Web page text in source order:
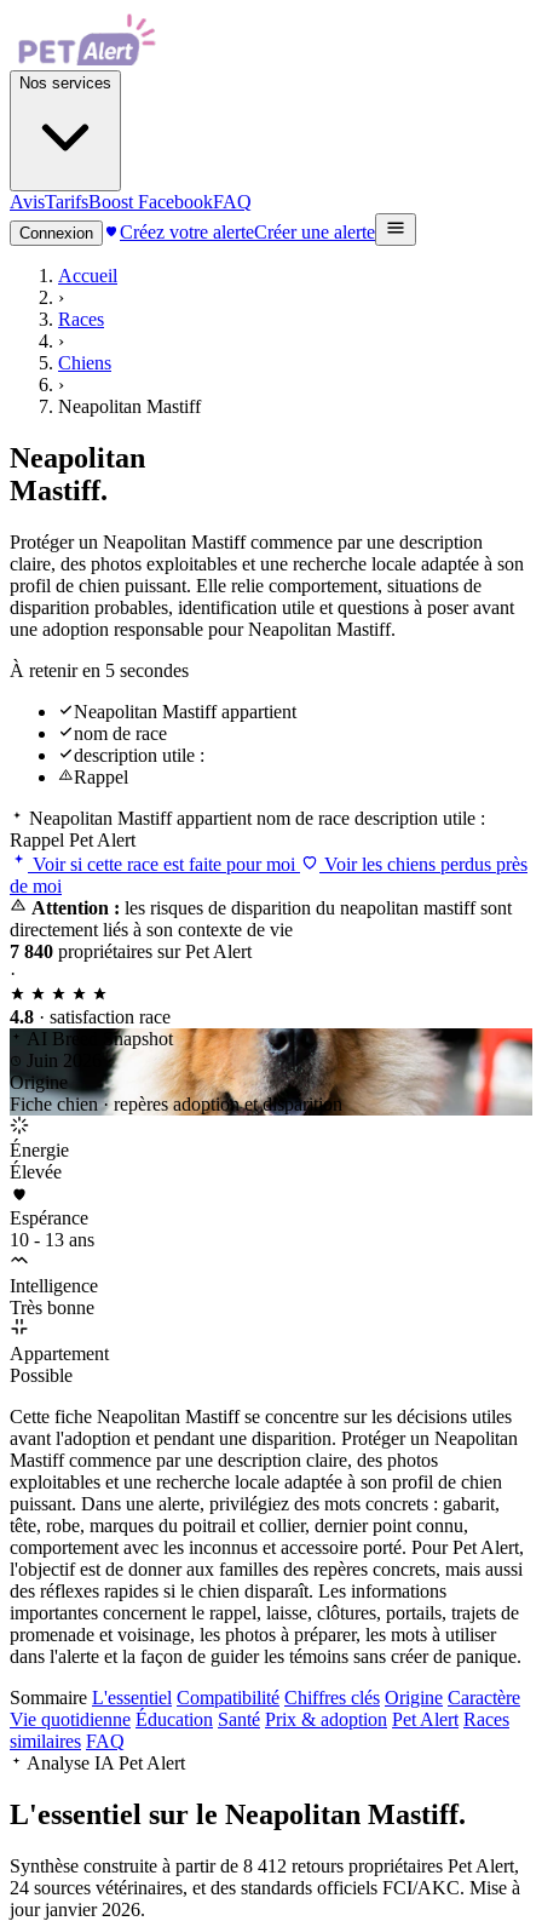
Nos services
AvisTarifsBoost FacebookFAQ
Connexion Créez votre alerteCréer une alerte
Accueil
›
Races
›
Chiens
›
Neapolitan Mastiff
Neapolitan
Mastiff.
Protéger un Neapolitan Mastiff commence par une description
claire, des photos exploitables et une recherche locale adaptée à son
profil de chien puissant. Elle relie comportement, situations de
disparition probables, identification utile et questions à poser avant
une adoption responsable pour Neapolitan Mastiff.
À retenir en 5 secondes
Neapolitan Mastiff appartient
nom de race
description utile :
Rappel
Neapolitan Mastiff appartient nom de race description utile :
Rappel Pet Alert
Voir si cette race est faite pour moi
Voir les chiens perdus près
de moi
Attention : les risques de disparition du neapolitan mastiff sont
directement liés à son contexte de vie
7 840 propriétaires sur Pet Alert
·
4.8 · satisfaction race
AI Breed Snapshot
Juin 2026
Origine
Fiche chien · repères adoption et disparition
Énergie
Élevée
Espérance
10 - 13 ans
Intelligence
Très bonne
Appartement
Possible
Cette fiche Neapolitan Mastiff se concentre sur les décisions utiles
avant l'adoption et pendant une disparition. Protéger un Neapolitan
Mastiff commence par une description claire, des photos
exploitables et une recherche locale adaptée à son profil de chien
puissant. Dans une alerte, privilégiez des mots concrets : gabarit,
tête, robe, marques du poitrail et collier, dernier point connu,
comportement avec les inconnus et accessoire porté. Pour Pet Alert,
l'objectif est de donner aux familles des repères concrets, mais aussi
des réflexes rapides si le chien disparaît. Les informations
importantes concernent le rappel, laisse, clôtures, portails, trajets de
promenade et voisinage, les photos à préparer, les mots à utiliser
dans l'alerte et la façon de guider les témoins sans créer de panique.
Sommaire L'essentiel Compatibilité Chiffres clés Origine Caractère
Vie quotidienne Éducation Santé Prix & adoption Pet Alert Races
similaires FAQ
Analyse IA Pet Alert
L'essentiel sur le Neapolitan Mastiff.
Synthèse construite à partir de 8 412 retours propriétaires Pet Alert,
24 sources vétérinaires, et des standards officiels FCI/AKC. Mise à
jour janvier 2026.